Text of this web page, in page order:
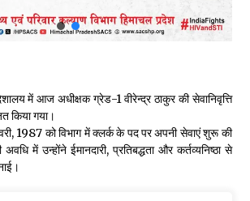
प्रतिपक्ष जयराम के आरोप निराधार, सबूत हैं तो सार्वजनिक करें: नरेश
06/08/2026
में आज अधीक्षक ग्रेड-1 वीरेन्द्र ठाकुर की सेवानिवृत्ति
किया गया।
1987 को विभाग में क्लर्क के पद पर अपनी सेवाएं शुरू की
में उन्होंने ईमानदारी, प्रतिबद्धता और कर्तव्यनिष्ठा से